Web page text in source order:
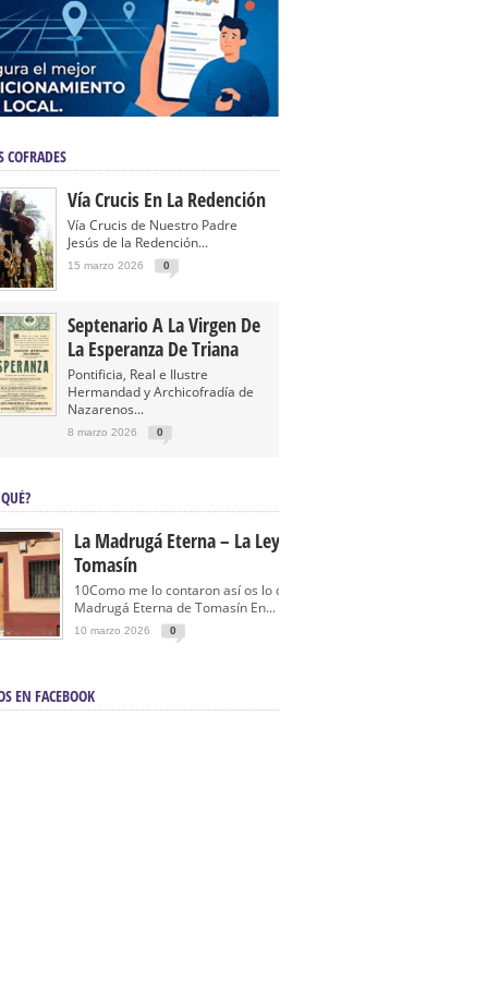
COFRADES
Vía Crucis En La Redención
Vía Crucis de Nuestro Padre
Jesús de la Redención...
15 marzo 2026 0
Septenario A La Virgen De
La Esperanza De Triana
Pontificia, Real e Ilustre
Hermandad y Archicofradía de
Nazarenos...
8 marzo 2026 0
La Madrugá Eterna – La Leyenda De
Tomasín
10Como me lo contaron así os lo cuento… La
Madrugá Eterna de Tomasín En...
10 marzo 2026 0
EN FACEBOOK